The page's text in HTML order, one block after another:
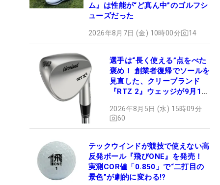
ム』は性能が“ど真ん中”のゴルフシ
ューズだった
2026年8月7日 (金) 10時00分 14
選手は“長く使える”点をべた
褒め！ 創業者復帰でソールを
見直した、クリーブランド
『RTZ 2』ウェッジが9月12
2026年8月5日 (水) 15時09分
60
テックウインドが競技で使えない高
反発ボール『飛びONE』を発売！
実測COR値「0.850」で“二打目の
景色”が劇的に変わる!?